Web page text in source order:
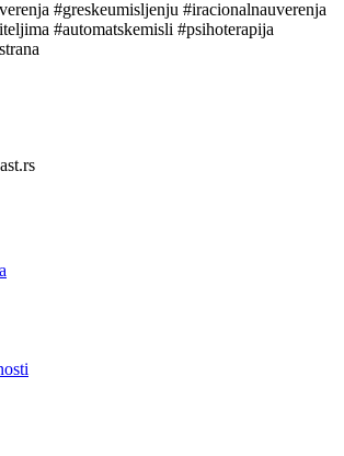
#greskeumisljenju #iracionalnauverenja
#automatskemisli #psihoterapija